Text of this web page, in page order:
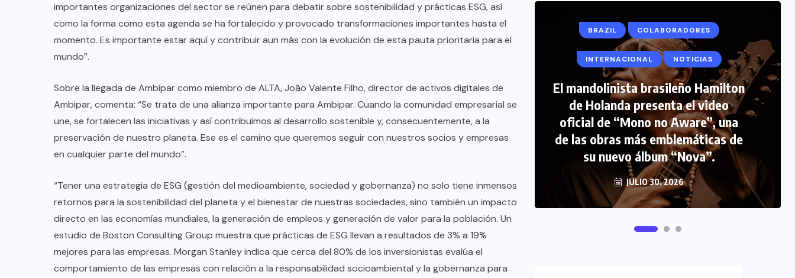
importantes organizaciones del sector se reúnen para debatir sobre sostenibilidad y prácticas ESG, así
como la forma como esta agenda se ha fortalecido y provocado transformaciones importantes hasta el
momento. Es importante estar aquí y contribuir aun más con la evolución de esta pauta prioritaria para el
mundo”.
Sobre la llegada de Ambipar como miembro de ALTA, João Valente Filho, director de activos digitales de
Ambipar, comenta: “Se trata de una alianza importante para Ambipar. Cuando la comunidad empresarial se
une, se fortalecen las iniciativas y así contribuimos al desarrollo sostenible y, consecuentemente, a la
preservación de nuestro planeta. Ese es el camino que queremos seguir con nuestros socios y empresas
en cualquier parte del mundo”.
“Tener una estrategia de ESG (gestión del medioambiente, sociedad y gobernanza) no solo tiene inmensos
retornos para la sostenibilidad del planeta y el bienestar de nuestras sociedades, sino también un impacto
directo en las economías mundiales, la generación de empleos y generación de valor para la población. Un
estudio de Boston Consulting Group muestra que prácticas de ESG llevan a resultados de 3% a 19%
mejores para las empresas. Morgan Stanley indica que cerca del 80% de los inversionistas evalúa el
comportamiento de las empresas con relación a la responsabilidad socioambiental y la gobernanza para
COLABORADORES MÉXICO
EL FIN DEL MILAGRO BOHEMIO:
TULUM EN BANCARROTA
TURÍSTICA POR ABUSOS Y FALTA
DE PLANEACIÓN
JUNIO 24, 2026
BRAZIL COLABORADORES
INTERNACIONAL NOTICIAS
El mandolinista brasileño Hamilton
de Holanda presenta el video
oficial de “Mono no Aware”, una
de las obras más emblemáticas de
su nuevo álbum “Nova”.
JULIO 30, 2026
COLABORADORES INTERNACIONAL
NOTICIAS PERIODISMO TURISTICO
FIPETUR se solidariza con
Venezuela
JUNIO 29, 2026